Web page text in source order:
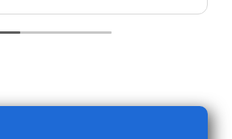
yang efisien dan
Elf memiliki tenaga cukup
ini menjadi nilai tambah,